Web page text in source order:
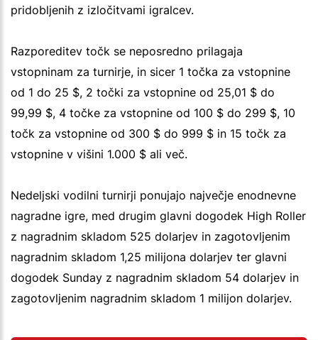
pridobljenih z izločitvami igralcev.
Razporeditev točk se neposredno prilagaja
vstopninam za turnirje, in sicer 1 točka za vstopnine
od 1 do 25 $, 2 točki za vstopnine od 25,01 $ do
99,99 $, 4 točke za vstopnine od 100 $ do 299 $, 10
točk za vstopnine od 300 $ do 999 $ in 15 točk za
vstopnine v višini 1.000 $ ali več.
Nedeljski vodilni turnirji ponujajo največje enodnevne
nagradne igre, med drugim glavni dogodek High Roller
z nagradnim skladom 525 dolarjev in zagotovljenim
nagradnim skladom 1,25 milijona dolarjev ter glavni
dogodek Sunday z nagradnim skladom 54 dolarjev in
zagotovljenim nagradnim skladom 1 milijon dolarjev.